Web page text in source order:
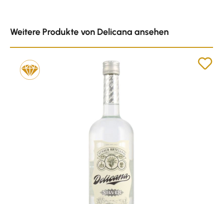
Weitere Produkte von Delicana ansehen